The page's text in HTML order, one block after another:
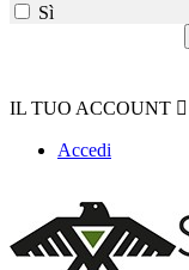
Sì
IL TUO ACCOUNT 
Accedi